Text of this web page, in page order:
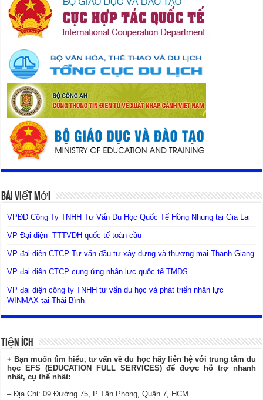
Bài Viết Mới
VPĐD Công Ty TNHH Tư Vấn Du Học Quốc Tế Hồng Nhung tại Gia Lai
VP Đại diện- TTTVDH quốc tế toàn cầu
VP đại diện CTCP Tư vấn đầu tư xây dựng và thương mại Thanh Giang
VP đại diện CTCP cung ứng nhân lực quốc tế TMDS
VP đại diện công ty TNHH tư vấn du học và phát triển nhân lực
WINMAX tại Thái Bình
Tiện Ích
+ Bạn muốn tìm hiểu, tư vấn về du học hãy liên hệ với trung tâm du
học EFS (EDUCATION FULL SERVICES) để được hỗ trợ nhanh
nhất, cụ thể nhất:
– Địa Chỉ: 09 Đường 75, P Tân Phong, Quận 7, HCM